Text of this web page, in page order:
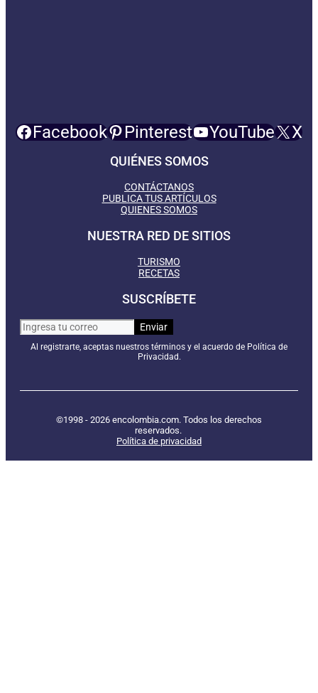
Facebook Pinterest YouTube X
QUIÉNES SOMOS
CONTÁCTANOS
PUBLICA TUS ARTÍCULOS
QUIENES SOMOS
NUESTRA RED DE SITIOS
TURISMO
RECETAS
SUSCRÍBETE
Al registrarte, aceptas nuestros términos y el acuerdo de Política de
Privacidad.
©1998 - 2026 encolombia.com. Todos los derechos
reservados.
Política de privacidad